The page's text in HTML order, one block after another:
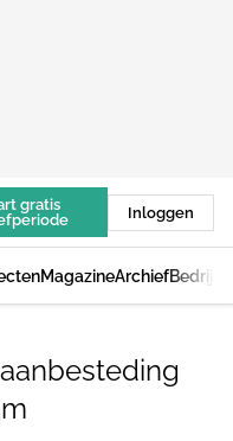
gratis
Inloggen
MagazineArchief